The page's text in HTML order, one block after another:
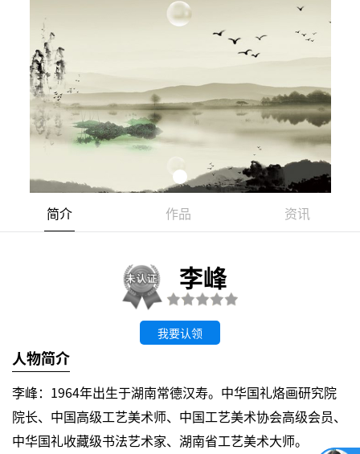
简介 作品 资讯
李峰
我要认领
人物简介
李峰：1964年出生于湖南常德汉寿。中华国礼烙画研究院
院长、中国高级工艺美术师、中国工艺美术协会高级会员、
中华国礼收藏级书法艺术家、湖南省工艺美术大师。